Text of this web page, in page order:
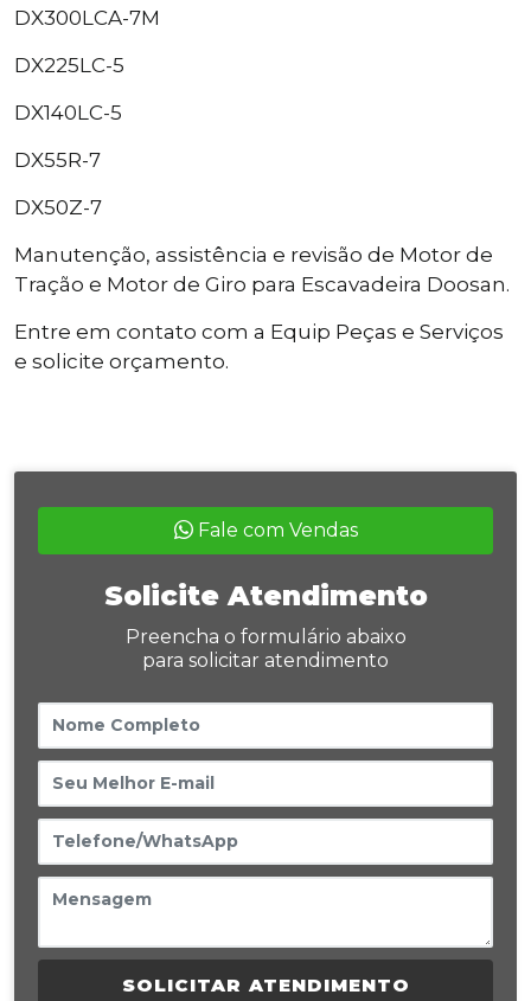
DX300LCA-7M
DX225LC-5
DX140LC-5
DX55R-7
DX50Z-7
Manutenção, assistência e revisão de Motor de
Tração e Motor de Giro para Escavadeira Doosan.
Entre em contato com a Equip Peças e Serviços
e solicite orçamento.
Fale com Vendas
Solicite Atendimento
Preencha o formulário abaixo
para solicitar atendimento
SOLICITAR ATENDIMENTO